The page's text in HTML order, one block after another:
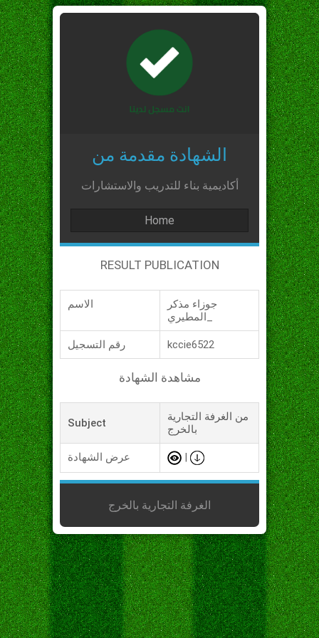
الشهادة مقدمة من
أكاديمية بناء للتدريب والاستشارات
Home
RESULT PUBLICATION
الاسم
جوزاء مذكر
رقم التسجيل kccie6522
مشاهدة الشهادة
Subject
من الغرفة التجارية
بالخرج
عرض الشهادة
الغرفة التجارية بالخرج